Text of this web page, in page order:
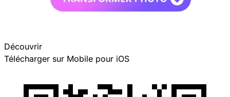
Découvrir
Télécharger sur Mobile pour iOS